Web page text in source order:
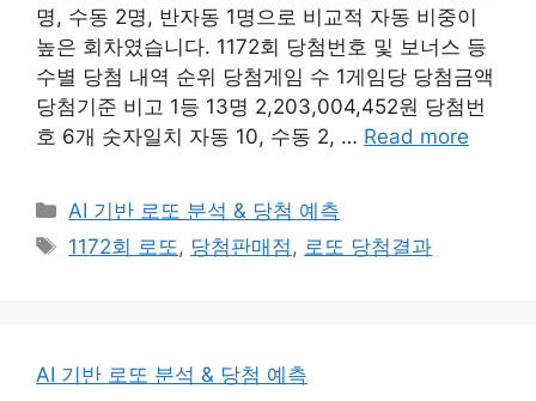
명, 수동 2명, 반자동 1명으로 비교적 자동 비중이
높은 회차였습니다. 1172회 당첨번호 및 보너스 등
수별 당첨 내역 순위 당첨게임 수 1게임당 당첨금액
당첨기준 비고 1등 13명 2,203,004,452원 당첨번
호 6개 숫자일치 자동 10, 수동 2, … Read more
Categories
AI 기반 로또 분석 & 당첨 예측
Tags
1172회 로또 , 당첨판매점 , 로또 당첨결과
AI 기반 로또 분석 & 당첨 예측